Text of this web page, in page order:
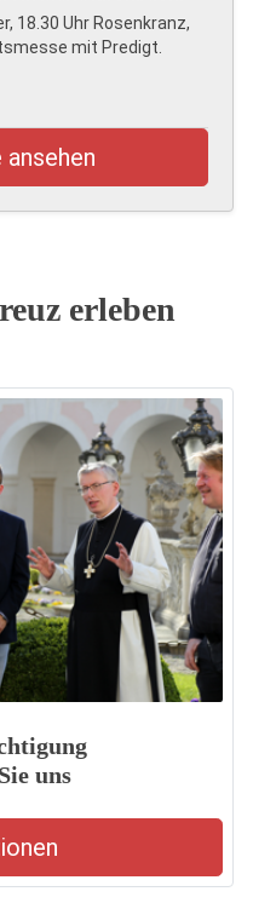
18.30 Uhr Rosenkranz,
mit Predigt.
erleben
uns